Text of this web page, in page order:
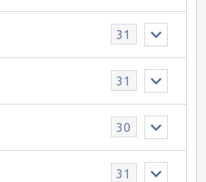
31
31
30
31